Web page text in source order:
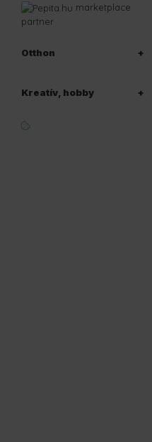
marketplace
partner
Otthon
Kreatív, hobby